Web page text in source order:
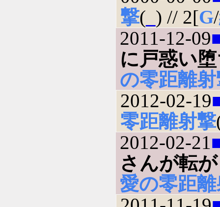
撃( ) // 2[G/
2011-12-09
に戸惑い
の零距離
2012-02-19
零距離射撃
2012-02-21
さんが転
愛の零距